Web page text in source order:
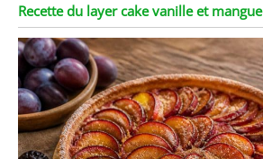
Recette du layer cake vanille et mangue